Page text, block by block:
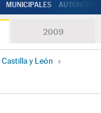
MUNICIPALES
2009
Castilla y León »